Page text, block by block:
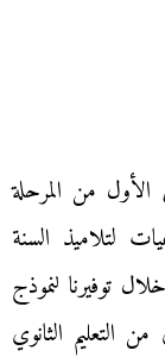
من المرحلة
لتلاميذ السنة
من خلال توفيرنا لنموذج
التعليم الثانوي